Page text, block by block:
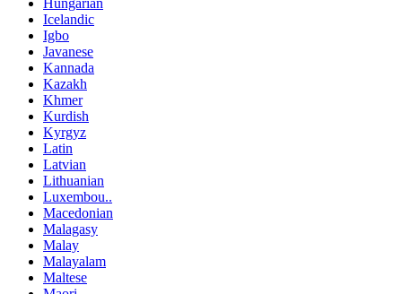
Hungarian
Icelandic
Igbo
Javanese
Kannada
Kazakh
Khmer
Kurdish
Kyrgyz
Latin
Latvian
Lithuanian
Luxembou..
Macedonian
Malagasy
Malay
Malayalam
Maltese